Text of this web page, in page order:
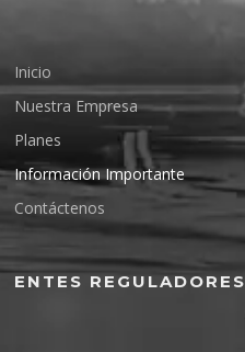
Inicio
Nuestra Empresa
Planes
Información Importante
Contáctenos
ENTES REGULADORES